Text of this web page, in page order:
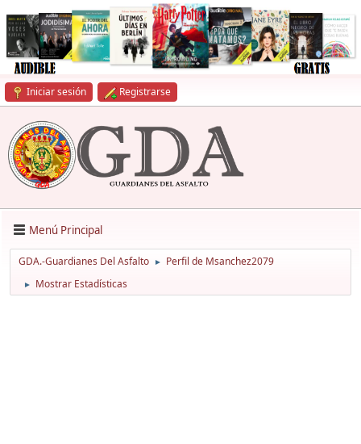
Iniciar sesión Registrarse
Menú Principal
GDA.-Guardianes Del Asfalto ► Perfil de Msanchez2079
► Mostrar Estadísticas